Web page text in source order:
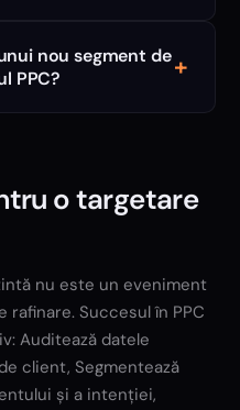
nou segment de
PPC?
+
o targetare
nu este un eveniment
Succesul în PPC
Auditează datele
client, Segmentează
și a intenției,